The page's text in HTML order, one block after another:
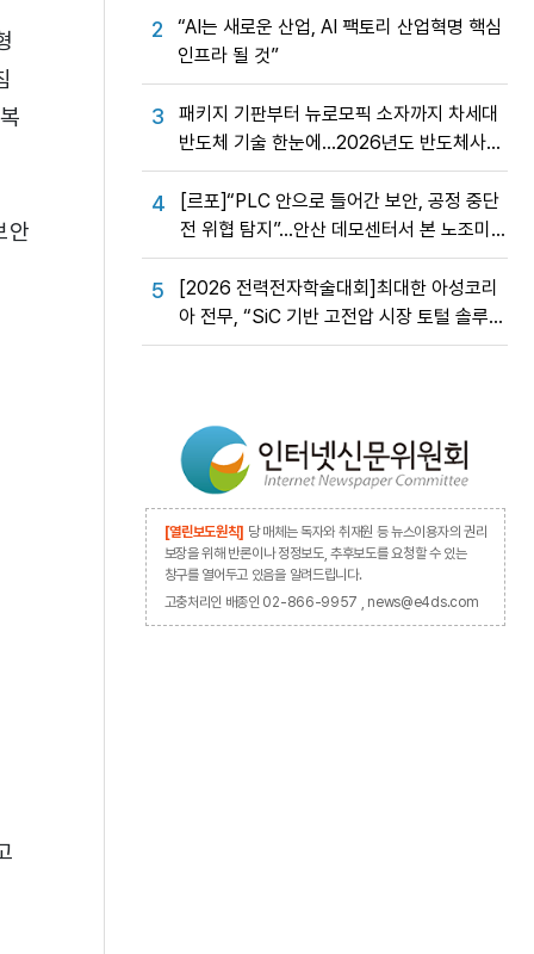
안
2
“AI는 새로운 산업, AI 팩토리 산업혁명 핵심
인프라 될 것”
3
패키지 기판부터 뉴로모픽 소자까지 차세대
반도체 기술 한눈에…2026년도 반도체사업
성과교류회
4
[르포]“PLC 안으로 들어간 보안, 공정 중단
전 위협 탐지”…안산 데모센터서 본 노조미
네트웍스 OT 보안의 실제
5
[2026 전력전자학술대회]최대한 아성코리
아 전무, “SiC 기반 고전압 시장 토털 솔루션
제공”
[열린보도원칙] 당 매체는 독자와 취재원 등 뉴스이용자의 권리
보장을 위해 반론이나 정정보도, 추후보도를 요청할 수 있는
창구를 열어두고 있음을 알려드립니다.
고충처리인 배종인 02-866-9957 , news@e4ds.com